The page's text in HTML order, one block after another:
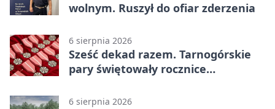
wolnym. Ruszył do ofiar zderzenia
6 sierpnia 2026
Sześć dekad razem. Tarnogórskie
pary świętowały rocznice
6 sierpnia 2026